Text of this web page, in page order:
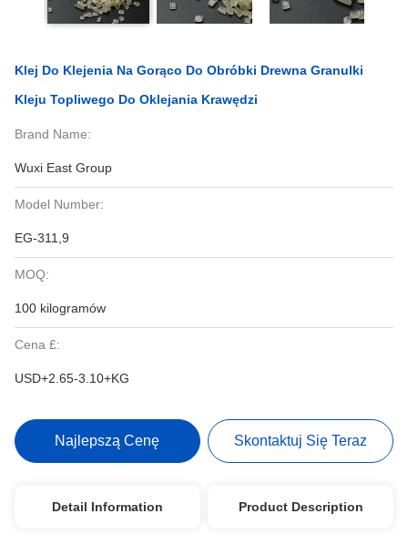
Klej Do Klejenia Na Gorąco Do Obróbki Drewna Granulki
Kleju Topliwego Do Oklejania Krawędzi
Brand Name:
Wuxi East Group
Model Number:
EG-311,9
MOQ:
100 kilogramów
Cena £:
USD+2.65-3.10+KG
Najlepszą Cenę Skontaktuj Się Teraz
Detail Information Product Description